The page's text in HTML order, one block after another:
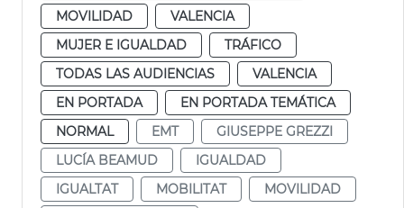
MOVILIDAD
VALENCIA
MUJER E IGUALDAD
TRÁFICO
TODAS LAS AUDIENCIAS
VALENCIA
EN PORTADA
EN PORTADA TEMÁTICA
NORMAL
EMT
GIUSEPPE GREZZI
LUCÍA BEAMUD
IGUALDAD
IGUALTAT
MOBILITAT
MOVILIDAD